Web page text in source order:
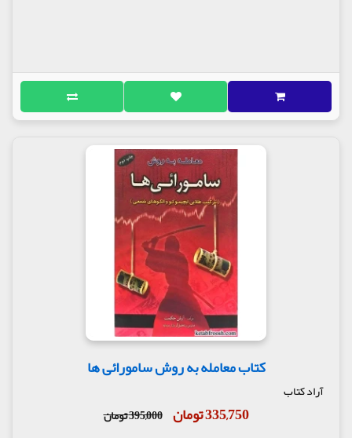
کتاب معامله به روش سامورائی ها
آراد کتاب
335,750 تومان 395,000 تومان